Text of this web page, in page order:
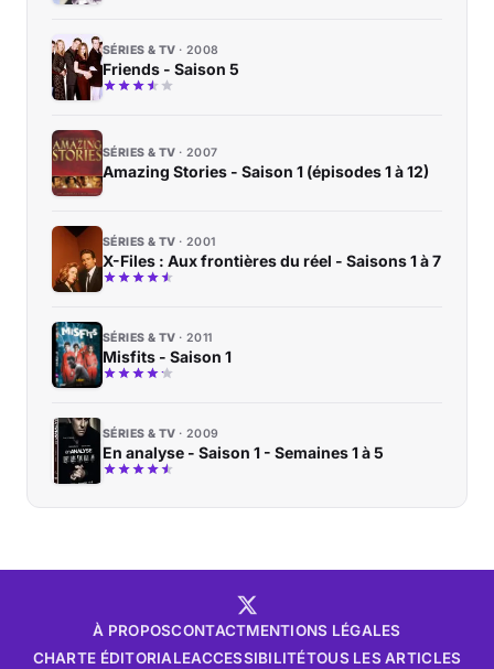
SÉRIES & TV 2008
Friends - Saison 5
SÉRIES & TV 2007
Amazing Stories - Saison 1 (épisodes 1 à 12)
SÉRIES & TV 2001
X-Files : Aux frontières du réel - Saisons 1 à 7
SÉRIES & TV 2011
Misfits - Saison 1
SÉRIES & TV 2009
En analyse - Saison 1 - Semaines 1 à 5
À PROPOSCONTACTMENTIONS LÉGALES
CHARTE ÉDITORIALEACCESSIBILITÉTOUS LES ARTICLES